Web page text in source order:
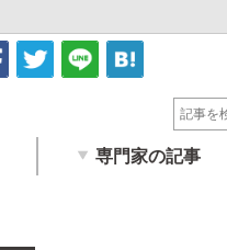
専門家の記事